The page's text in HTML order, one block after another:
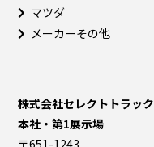
マツダ
メーカーその他
株式会社セレクトトラック
本社・第1展示場
〒651-1243